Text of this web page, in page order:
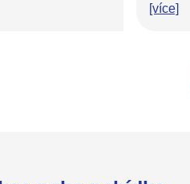
[více]